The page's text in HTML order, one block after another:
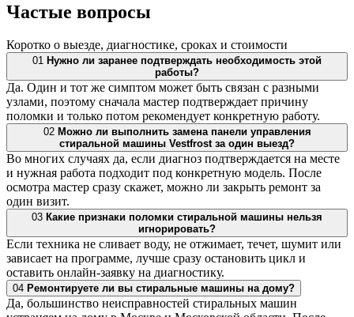
Частые вопросы
Коротко о выезде, диагностике, сроках и стоимости
01 Нужно ли заранее подтверждать необходимость этой
работы?
Да. Один и тот же симптом может быть связан с разными
узлами, поэтому сначала мастер подтверждает причину
поломки и только потом рекомендует конкретную работу.
02 Можно ли выполнить замена панели управления
стиральной машины Vestfrost за один выезд?
Во многих случаях да, если диагноз подтверждается на месте
и нужная работа подходит под конкретную модель. После
осмотра мастер сразу скажет, можно ли закрыть ремонт за
один визит.
03 Какие признаки поломки стиральной машины нельзя
игнорировать?
Если техника не сливает воду, не отжимает, течет, шумит или
зависает на программе, лучше сразу остановить цикл и
оставить онлайн-заявку на диагностику.
04 Ремонтируете ли вы стиральные машины на дому?
Да, большинство неисправностей стиральных машин